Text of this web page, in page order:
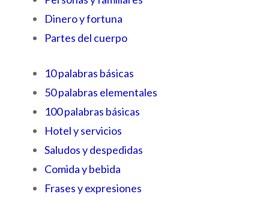
Dinero y fortuna
Partes del cuerpo
10 palabras básicas
50 palabras elementales
100 palabras básicas
Hotel y servicios
Saludos y despedidas
Comida y bebida
Frases y expresiones